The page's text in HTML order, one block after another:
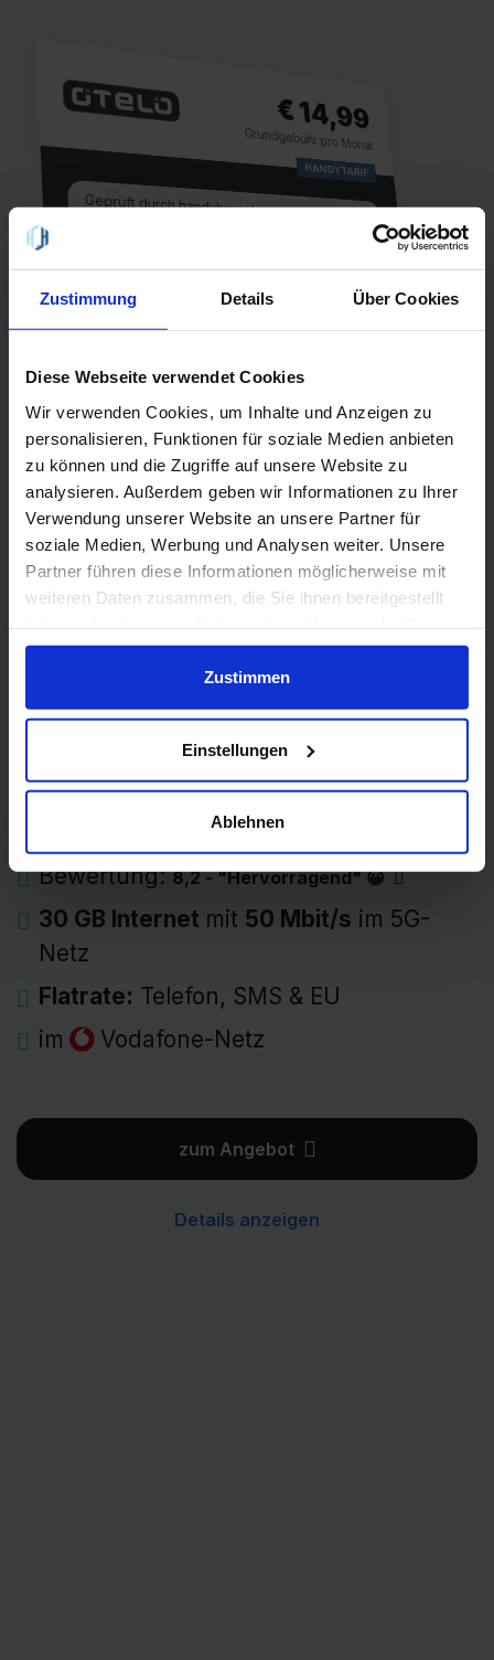
Zustimmung Details Über Cookies
Diese Webseite verwendet Cookies
Wir verwenden Cookies, um Inhalte und Anzeigen zu
personalisieren, Funktionen für soziale Medien anbieten
zu können und die Zugriffe auf unsere Website zu
analysieren. Außerdem geben wir Informationen zu Ihrer
Verwendung unserer Website an unsere Partner für
soziale Medien, Werbung und Analysen weiter. Unsere
Partner führen diese Informationen möglicherweise mit
weiteren Daten zusammen, die Sie ihnen bereitgestellt
gesammelt haben.
Zustimmen
Einstellungen
Ablehnen
€ 14,99
Grundgebühr pro Monat
HANDYTARIF
Geprüft durch handyhaus.de
30 GB Internet
Allnet-Flat
EU-Flat
Laufzeit
24 Monate
Vodafone
5G
QR-Code scannen oder suche
bei Google nachhandyhaus.de
Allnet-Flat Go Young
14,99 Euro
Grundgebühr pro Monat →
Bewertung:8,2 - "Hervorragend" 😀
30 GB Internet mit 50 Mbit/s im 5G-
Netz
Flatrate: Telefon, SMS & EU
im
Vodafone-Netz
zum Angebot
Details anzeigen